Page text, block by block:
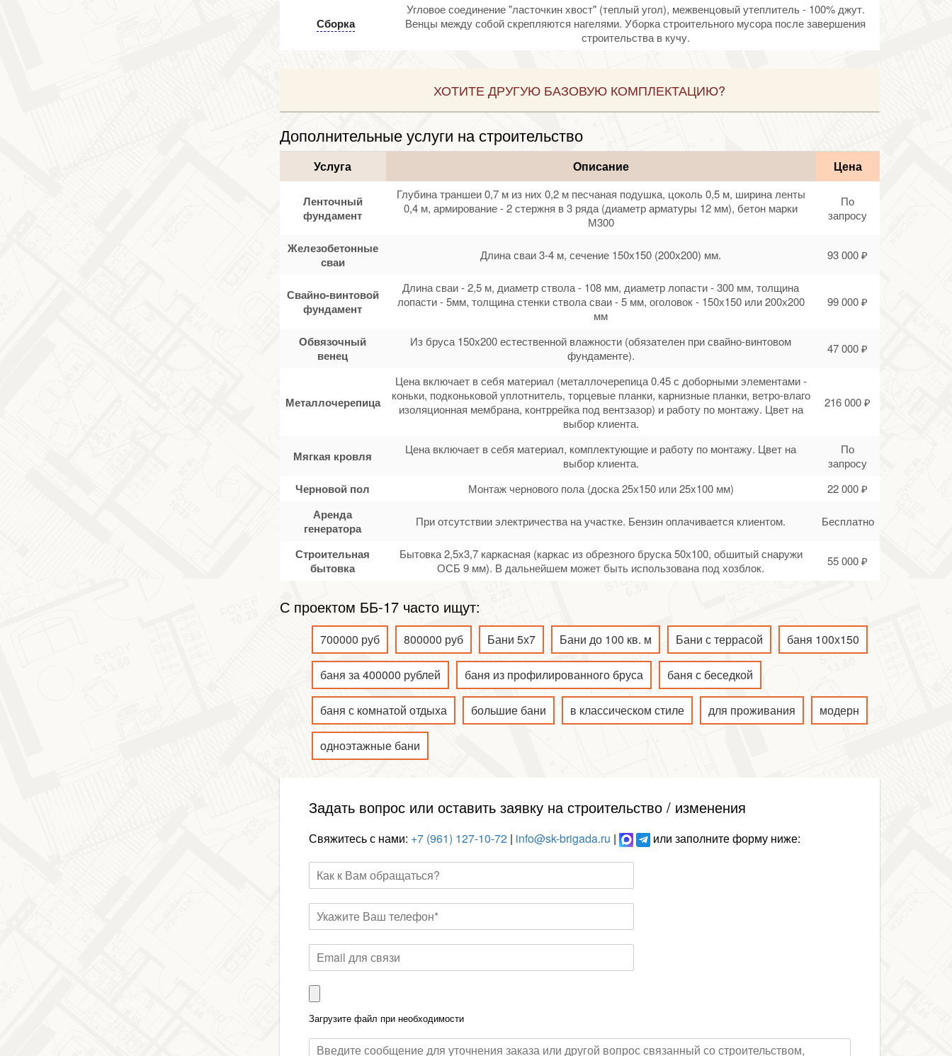
Сборка
Угловое соединение "ласточкин хвост" (теплый угол), межвенцовый утеплитель - 100% джут.
Венцы между собой скрепляются нагелями. Уборка строительного мусора после завершения
строительства в кучу.
ХОТИТЕ ДРУГУЮ БАЗОВУЮ КОМПЛЕКТАЦИЮ?
Дополнительные услуги на строительство
Услуга Описание Цена
Ленточный
фундамент
Глубина траншеи 0,7 м из них 0,2 м песчаная подушка, цоколь 0,5 м, ширина ленты
0,4 м, армирование - 2 стержня в 3 ряда (диаметр арматуры 12 мм), бетон марки
М300
По
запросу
Железобетонные
сваи
Длина сваи 3-4 м, сечение 150х150 (200х200) мм. 93 000 ₽
Свайно-винтовой
фундамент
Длина сваи - 2,5 м, диаметр ствола - 108 мм, диаметр лопасти - 300 мм, толщина
лопасти - 5мм, толщина стенки ствола сваи - 5 мм, оголовок - 150х150 или 200х200
мм
99 000 ₽
Обвязочный
венец
Из бруса 150х200 естественной влажности (обязателен при свайно-винтовом
фундаменте).
47 000 ₽
Металлочерепица
Цена включает в себя материал (металлочерепица 0.45 с доборными элементами -
коньки, подконьковой уплотнитель, торцевые планки, карнизные планки, ветро-влаго
изоляционная мембрана, контррейка под вентзазор) и работу по монтажу. Цвет на
выбор клиента.
216 000 ₽
Мягкая кровля
Цена включает в себя материал, комплектующие и работу по монтажу. Цвет на
выбор клиента.
По
запросу
Черновой пол Монтаж чернового пола (доска 25х150 или 25х100 мм) 22 000 ₽
Аренда
генератора
При отсутствии электричества на участке. Бензин оплачивается клиентом. Бесплатно
Строительная
бытовка
Бытовка 2,5х3,7 каркасная (каркас из обрезного бруска 50х100, обшитый снаружи
ОСБ 9 мм). В дальнейшем может быть использована под хозблок.
55 000 ₽
С проектом ББ-17 часто ищут:
700000 руб 800000 руб Бани 5х7 Бани до 100 кв. м Бани с террасой баня 100х150
баня за 400000 рублей баня из профилированного бруса баня с беседкой
баня с комнатой отдыха большие бани в классическом стиле для проживания модерн
одноэтажные бани
Задать вопрос или оставить заявку на строительство / изменения
Свяжитесь с нами: +7 (961) 127-10-72| info@sk-brigada.ru | или заполните форму ниже:
Загрузите файл при необходимости